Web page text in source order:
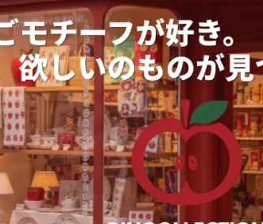
アート・写真
テクノロジー・ガジェット ゲーム
映像・映画 書籍・
ビジネス・起業 チャレ
まちづくり・地域活性化